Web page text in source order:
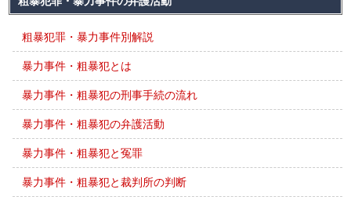
粗暴犯罪・暴力事件別解説
暴力事件・粗暴犯とは
暴力事件・粗暴犯の刑事手続の流れ
暴力事件・粗暴犯の弁護活動
暴力事件・粗暴犯と冤罪
暴力事件・粗暴犯と裁判所の判断